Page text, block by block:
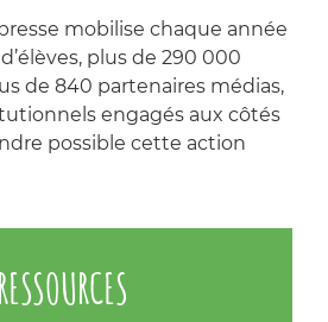
mobilise chaque année
plus de 290 000
de 840 partenaires médias,
engagés aux côtés
possible cette action
RESSOURCES